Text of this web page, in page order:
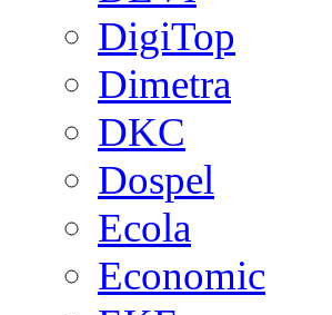
DigiTop
Dimetra
DKC
Dospel
Ecola
Economic